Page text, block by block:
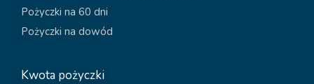
Pożyczki na 60 dni
Pożyczki na dowód
Kwota pożyczki